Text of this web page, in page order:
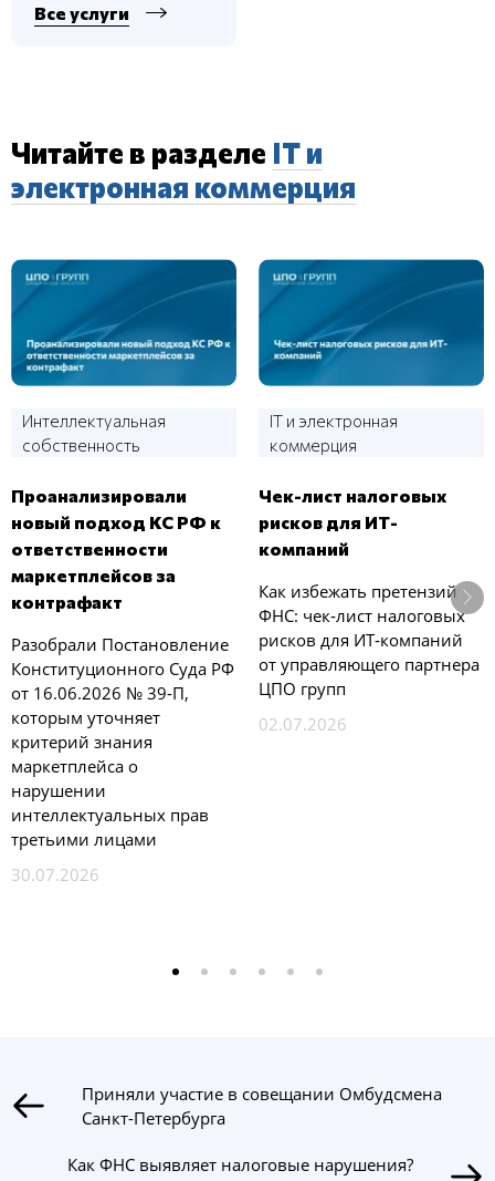
Все услуги
Читайте в разделе IT и
электронная коммерция
Интеллектуальная
собственность
Проанализировали
новый подход КС РФ к
ответственности
маркетплейсов за
контрафакт
Разобрали Постановление
Конституционного Суда РФ
от 16.06.2026 № 39-П,
которым уточняет
критерий знания
маркетплейса о
нарушении
интеллектуальных прав
третьими лицами
30.07.2026
IT и электронная
коммерция
Чек-лист налоговых
рисков для ИТ-
компаний
Как избежать претензий
ФНС: чек‑лист налоговых
рисков для ИТ‑компаний
от управляющего партнера
ЦПО групп
02.07.2026
Приняли участие в совещании Омбудсмена
Санкт-Петербурга
Как ФНС выявляет налоговые нарушения?